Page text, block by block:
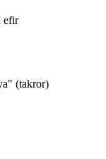
efir
(takror)